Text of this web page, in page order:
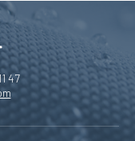
47